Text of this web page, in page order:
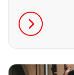
Freund:innen
schauen wir
eine Belastung